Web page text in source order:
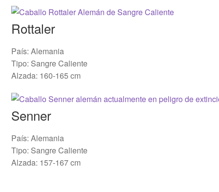
Rottaler
País: Alemania
Tipo: Sangre Caliente
Alzada: 160-165 cm
Senner
País: Alemania
Tipo: Sangre Caliente
Alzada: 157-167 cm